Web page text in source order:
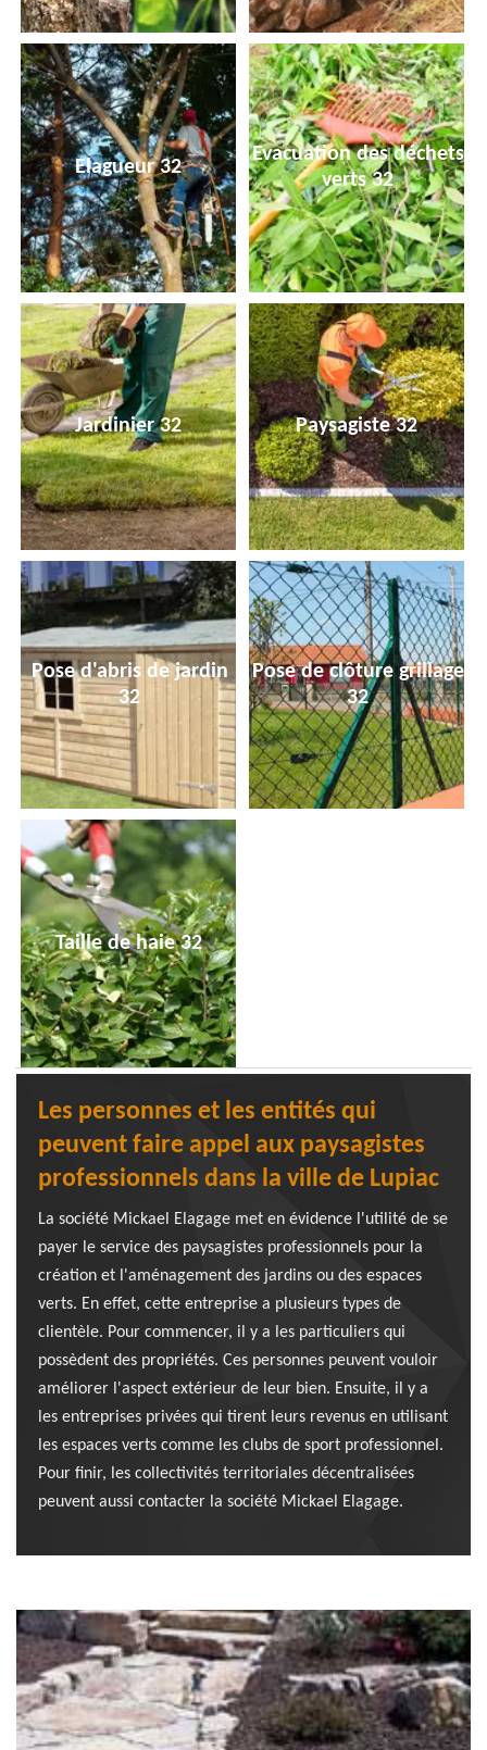
Elagueur 32
Evacuation des déchets
verts 32
Jardinier 32 Paysagiste 32
Pose d'abris de jardin
32
Pose de clôture grillage
32
Taille de haie 32
Les personnes et les entités qui
peuvent faire appel aux paysagistes
professionnels dans la ville de Lupiac
La société Mickael Elagage met en évidence l'utilité de se
payer le service des paysagistes professionnels pour la
création et l'aménagement des jardins ou des espaces
verts. En effet, cette entreprise a plusieurs types de
clientèle. Pour commencer, il y a les particuliers qui
possèdent des propriétés. Ces personnes peuvent vouloir
améliorer l'aspect extérieur de leur bien. Ensuite, il y a
les entreprises privées qui tirent leurs revenus en utilisant
les espaces verts comme les clubs de sport professionnel.
Pour finir, les collectivités territoriales décentralisées
peuvent aussi contacter la société Mickael Elagage.